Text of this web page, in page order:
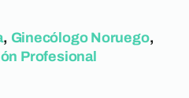
, Ginecólogo Noruego,
Profesional